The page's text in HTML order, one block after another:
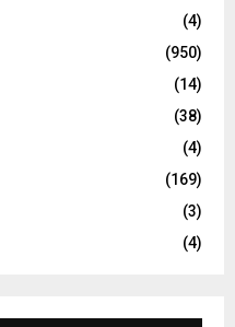
(4)
(950)
(14)
(38)
(4)
(169)
(3)
(4)